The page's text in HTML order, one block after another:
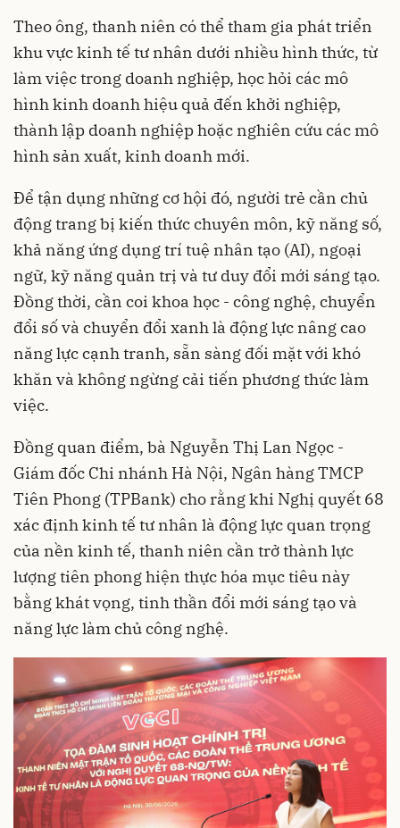
Theo ông, thanh niên có thể tham gia phát triển
khu vực kinh tế tư nhân dưới nhiều hình thức, từ
làm việc trong doanh nghiệp, học hỏi các mô
hình kinh doanh hiệu quả đến khởi nghiệp,
thành lập doanh nghiệp hoặc nghiên cứu các mô
hình sản xuất, kinh doanh mới.
Để tận dụng những cơ hội đó, người trẻ cần chủ
động trang bị kiến thức chuyên môn, kỹ năng số,
khả năng ứng dụng trí tuệ nhân tạo (AI), ngoại
ngữ, kỹ năng quản trị và tư duy đổi mới sáng tạo.
Đồng thời, cần coi khoa học - công nghệ, chuyển
đổi số và chuyển đổi xanh là động lực nâng cao
năng lực cạnh tranh, sẵn sàng đối mặt với khó
khăn và không ngừng cải tiến phương thức làm
việc.
Đồng quan điểm, bà Nguyễn Thị Lan Ngọc -
Giám đốc Chi nhánh Hà Nội, Ngân hàng TMCP
Tiên Phong (TPBank) cho rằng khi Nghị quyết 68
xác định kinh tế tư nhân là động lực quan trọng
của nền kinh tế, thanh niên cần trở thành lực
lượng tiên phong hiện thực hóa mục tiêu này
bằng khát vọng, tinh thần đổi mới sáng tạo và
năng lực làm chủ công nghệ.